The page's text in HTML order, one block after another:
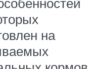
на